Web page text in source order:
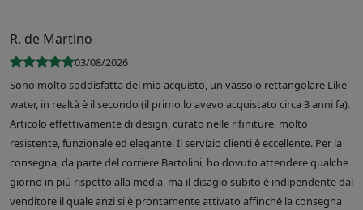
R. de Martino
03/08/2026
Sono molto soddisfatta del mio acquisto, un vassoio rettangolare Like
water, in realtà è il secondo (il primo lo avevo acquistato circa 3 anni fa).
Articolo effettivamente di design, curato nelle rifiniture, molto
resistente, funzionale ed elegante. Il servizio clienti è eccellente. Per la
consegna, da parte del corriere Bartolini, ho dovuto attendere qualche
giorno in più rispetto alla media, ma il disagio subito è indipendente dal
venditore il quale anzi si è prontamente attivato affinché la consegna